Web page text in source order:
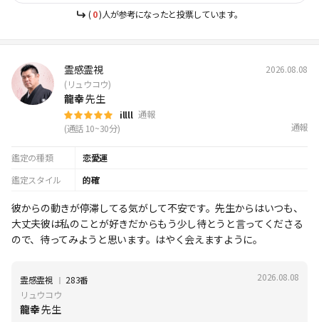
(0)人が参考になったと投票しています。
霊感霊視 2026.08.08
(リュウコウ)
龍幸先生
illll 通報
(通話 10~30分)
通報
鑑定の種類
恋愛運
鑑定スタイル
的確
彼からの動きが停滞してる気がして不安です。先生からはいつも、
大丈夫彼は私のことが好きだからもう少し待とうと言ってくださる
ので、待ってみようと思います。はやく会えますように。
霊感霊視 Ι 283番
リュウコウ
龍幸先生
2026.08.08